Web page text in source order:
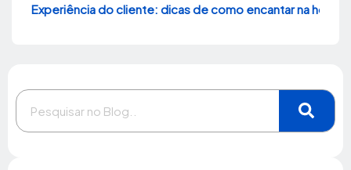
Experiência do cliente: dicas de como encantar na hora